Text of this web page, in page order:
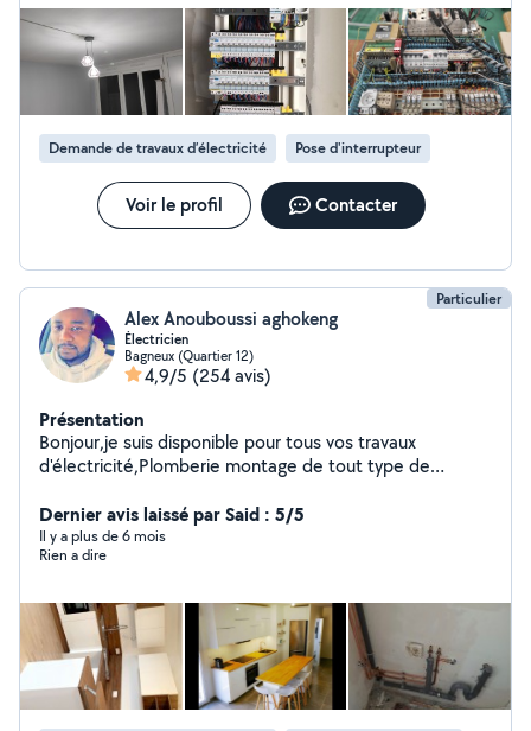
rénovation - Recherche des Pannes -installation des
prises -Remise en norme NF- C-15-100 -Remplacement
de tableau électrique -Modification d'installation -
dépannage de certaines machines électriques et
industrielles - Petit BRICOLAGE devis et déplacement
gratuit. n'hésitez pas de me contacter pour plus
d'informations
Demande de travaux d’électricité Pose d'interrupteur
Voir le profil Contacter
Particulier
Alex Anouboussi aghokeng
Électricien
Bagneux (Quartier 12)
4,9/5 (254 avis)
Présentation
Bonjour,je suis disponible pour tous vos travaux
d'électricité,Plomberie montage de tout type de
Dernier avis laissé par Said : 5/5
Il y a plus de 6 mois
Rien a dire